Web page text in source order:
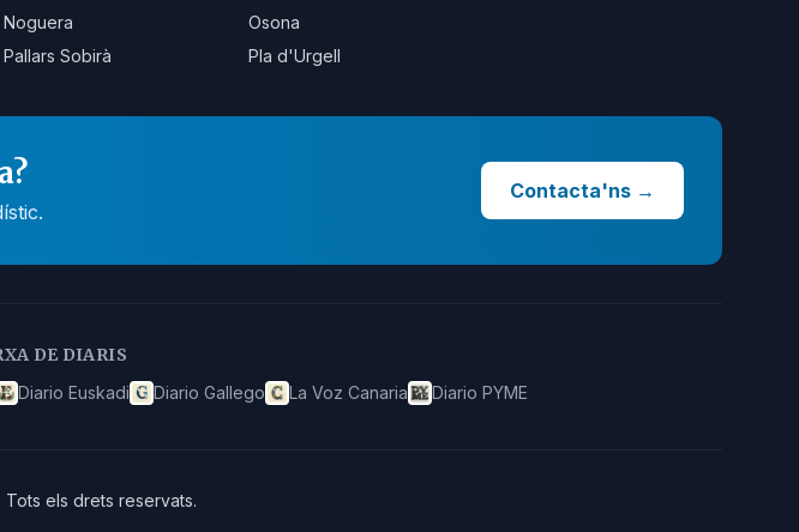
Noguera
Osona
Pallars Sobirà Pla d'Urgell
Contacta'ns →
DE DIARIS
Diario Euskadi Diario Gallego La Voz Canaria Diario PYME
Tots els drets reservats.